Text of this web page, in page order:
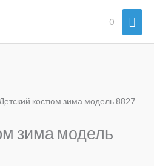
0
костюм зима модель 8827
зима модель